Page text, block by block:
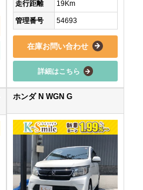
走行距離 19Km
管理番号 54693
在庫お問い合わせ
詳細はこちら
ホンダ N WGN G